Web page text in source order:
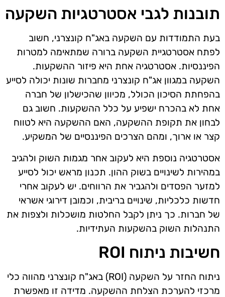
תובנות לגבי אסטרטגיות השקעה
בעת התמודדות עם השקעה באג"ח קונצרני, חשוב
לפתח אסטרטגיית השקעה ברורה שמתאימה למטרות
הפיננסיות. אסטרטגיה אחת היא פיזור ההשקעות.
השקעה במגוון אג"ח קונצרני מחברות שונות יכולה לסייע
בהפחתת הסיכון הכולל, מכיוון שהכישלון של חברה
אחת לא בהכרח ישפיע על כלל ההשקעות. חשוב גם
לבחון את תקופת ההשקעה, האם ההשקעה היא לטווח
קצר או ארוך, ומהם הצרכים הפיננסיים של המשקיע.
אסטרטגיה נוספת היא לעקוב אחר מגמות השוק ולהגיב
במהירות לשינויים בשוק ההון. תכנון מראש יכול לסייע
למזער הפסדים ולהגביר את הרווחים. יש לעקוב אחרי
חדשות כלכליות, שינויים בריבית, וכמובן דירוגי אשראי
של חברות. כך ניתן לקבל החלטות מושכלות ולצפות את
התנהלות השוק בהשקעות העתידיות.
חשיבות ניתוח ROI
ניתוח החזר על השקעה (ROI) באג"ח קונצרני מהווה כלי
מרכזי להערכת הצלחת ההשקעה. מדידה זו מאפשרת